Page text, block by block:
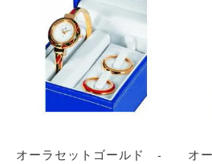
オーラセットゴールド -
オ